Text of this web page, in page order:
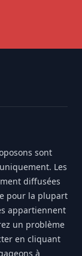
sont
Les
diffusées
pour la plupart
appartiennent
un problème
en cliquant
à